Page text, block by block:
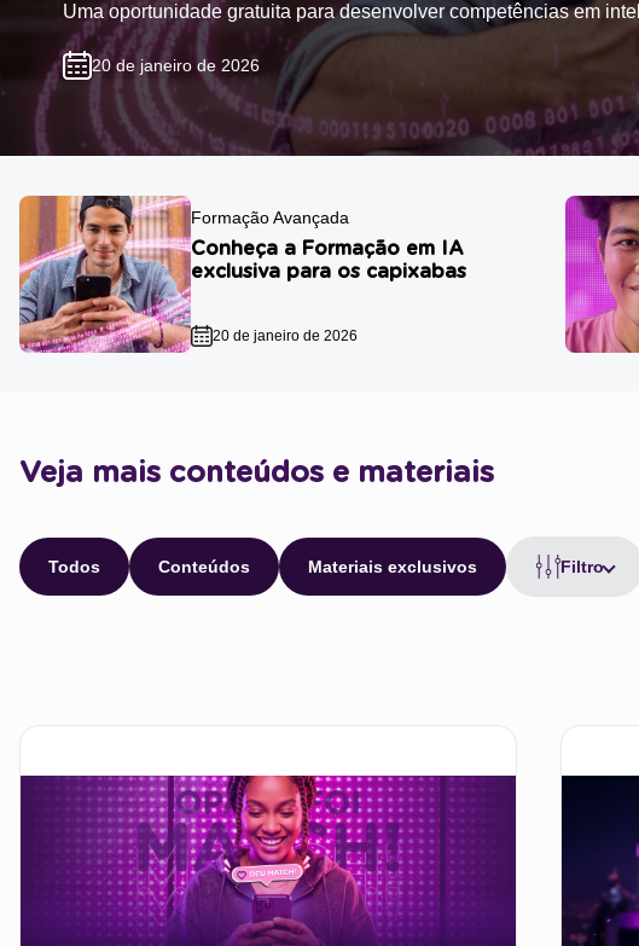
Uma oportunidade gratuita para desenvolver competências em
20 de janeiro de 2026
Formação Avançada
Conheça a Formação em IA
exclusiva para os capixabas
20 de janeiro de 2026
Veja mais conteúdos e materiais
Todos Conteúdos Materiais exclusivos Filtro